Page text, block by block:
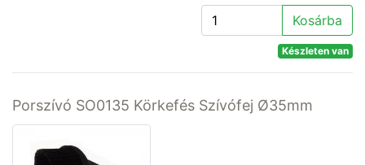
Kosárba
Készleten van
Porszívó SO0135 Körkefés Szívófej Ø35mm